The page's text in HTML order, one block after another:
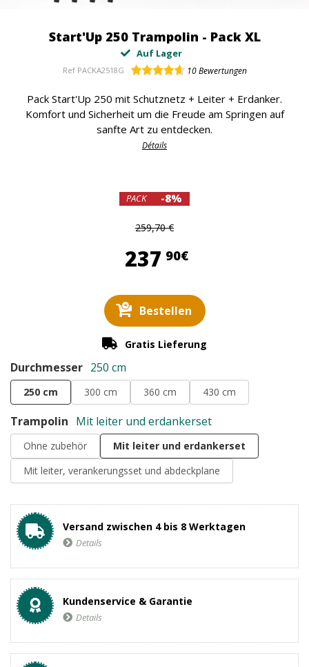
Start'Up 250 Trampolin - Pack XL
Auf Lager
Ref PACKA2518G 10Bewertungen
Pack Start'Up 250 mit Schutznetz + Leiter + Erdanker.
Komfort und Sicherheit um die Freude am Springen auf
sanfte Art zu entdecken.
Détails
PACK -8%
259,70 €
237 90€237,90 €
Bestellen
Gratis Lieferung
Durchmesser 250 cm
250 cm 300 cm 360 cm 430 cm
Trampolin Mit leiter und erdankerset
Ohne zubehör
Mit leiter und erdankerset
Mit leiter, verankerungsset und abdeckplane
Versand zwischen 4 bis 8 Werktagen
Details
Kundenservice & Garantie
Details